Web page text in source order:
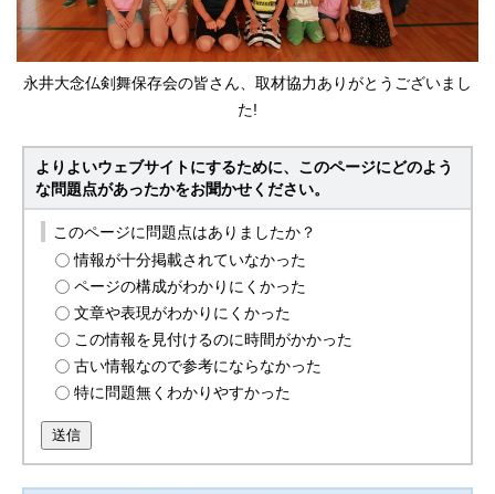
永井大念仏剣舞保存会の皆さん、取材協力ありがとうございまし
た!
よりよいウェブサイトにするために、このページにどのよう
な問題点があったかをお聞かせください。
このページに問題点はありましたか？
情報が十分掲載されていなかった
ページの構成がわかりにくかった
文章や表現がわかりにくかった
この情報を見付けるのに時間がかかった
古い情報なので参考にならなかった
特に問題無くわかりやすかった
送信